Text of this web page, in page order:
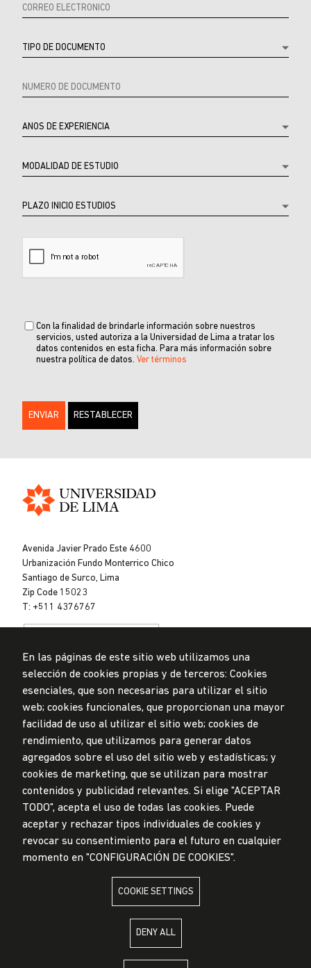
Referrer
Producto
Con la finalidad de brindarle información sobre nuestros
servicios, usted autoriza a la Universidad de Lima a tratar los
datos contenidos en esta ficha. Para más información sobre
nuestra política de datos. Ver términos
de
Lima
Avenida Javier Prado Este 4600
Urbanización Fundo Monterrico Chico
Santiago de Surco, Lima
Zip Code 15023
T: +511 4376767
Data Protection Policy
Submission Office
© Universidad de Lima, 2024
All Rights Reserved
Designed by Partners
UNIVERSIDAD DE LIMA IS MEMBER OF
UNIVERSIDAD DE LIMA IS AFFILIATED WITH
En las páginas de este sitio web utilizamos una
selección de cookies propias y de terceros: Cookies
esenciales, que son necesarias para utilizar el sitio
web; cookies funcionales, que proporcionan una mayor
facilidad de uso al utilizar el sitio web; cookies de
rendimiento, que utilizamos para generar datos
agregados sobre el uso del sitio web y estadísticas; y
cookies de marketing, que se utilizan para mostrar
contenidos y publicidad relevantes. Si elige "ACEPTAR
TODO", acepta el uso de todas las cookies. Puede
aceptar y rechazar tipos individuales de cookies y
revocar su consentimiento para el futuro en cualquier
momento en "CONFIGURACIÓN DE COOKIES".
COOKIE SETTINGS
DENY ALL